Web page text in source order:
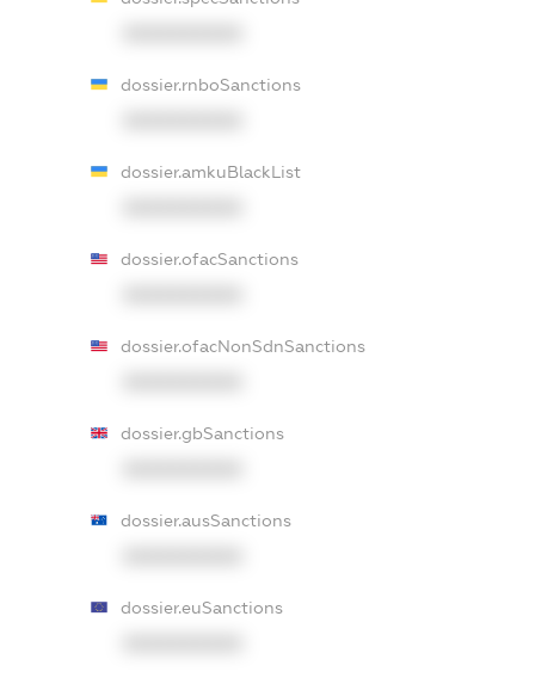
dossier.rnboSanctions
dossier.amkuBlackList
dossier.ofacSanctions
dossier.ofacNonSdnSanctions
dossier.gbSanctions
dossier.ausSanctions
dossier.euSanctions